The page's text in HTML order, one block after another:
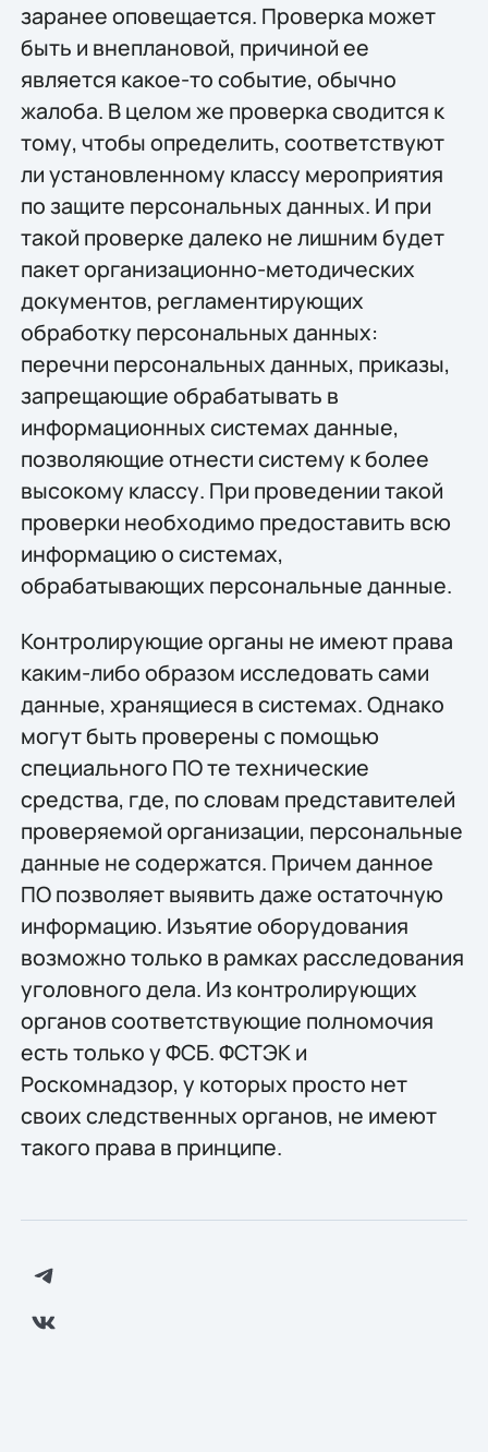
заранее оповещается. Проверка может
быть и внеплановой, причиной ее
является какое-то событие, обычно
жалоба. В целом же проверка сводится к
тому, чтобы определить, соответствуют
ли установленному классу мероприятия
по защите персональных данных. И при
такой проверке далеко не лишним будет
пакет организационно-методических
документов, регламентирующих
обработку персональных данных:
перечни персональных данных, приказы,
запрещающие обрабатывать в
информационных системах данные,
позволяющие отнести систему к более
высокому классу. При проведении такой
проверки необходимо предоставить всю
информацию о системах,
обрабатывающих персональные данные.
Контролирующие органы не имеют права
каким-либо образом исследовать сами
данные, хранящиеся в системах. Однако
могут быть проверены с помощью
специального ПО те технические
средства, где, по словам представителей
проверяемой организации, персональные
данные не содержатся. Причем данное
ПО позволяет выявить даже остаточную
информацию. Изъятие оборудования
возможно только в рамках расследования
уголовного дела. Из контролирующих
органов соответствующие полномочия
есть только у ФСБ. ФСТЭК и
Роскомнадзор, у которых просто нет
своих следственных органов, не имеют
такого права в принципе.